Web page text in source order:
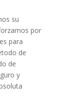
su
por
para
de
de
y